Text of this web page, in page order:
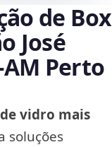
de Box
José
Perto
vidro mais
soluções